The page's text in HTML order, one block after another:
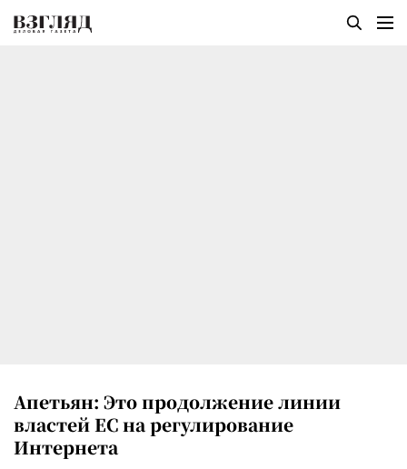
Апетьян: Это продолжение линии
властей ЕС на регулирование
Интернета